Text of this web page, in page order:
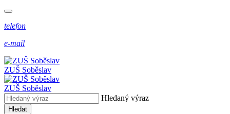
telefon
e-mail
ZUŠ Soběslav
ZUŠ Soběslav
Hledaný výraz
Hledat